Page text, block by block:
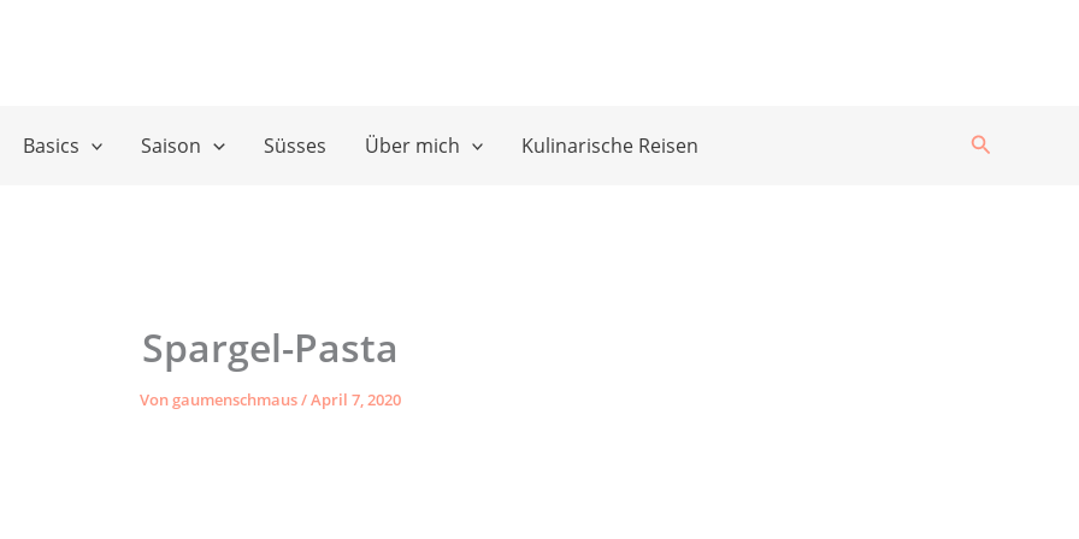
Basics Saison Süsses Über mich Kulinarische Reisen Suchen
Spargel-Pasta
Vongaumenschmaus/April 7, 2020